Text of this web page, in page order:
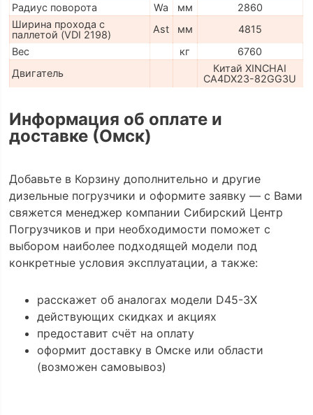
Радиус поворота
Wa мм
2860
Ширина прохода с
паллетой (VDI 2198)
Ast мм
4815
Вес
кг
6760
Двигатель
Китай XINCHAI
CA4DX23-82GG3U
Информация об оплате и
доставке (Омск)
Добавьте в Корзину дополнительно и другие
дизельные погрузчики и оформите заявку — с Вами
свяжется менеджер компании Сибирский Центр
Погрузчиков и при необходимости поможет с
выбором наиболее подходящей модели под
конкретные условия эксплуатации, а также:
расскажет об аналогах модели D45-3X
действующих скидках и акциях
предоставит счёт на оплату
оформит доставку в Омске или области
(возможен самовывоз)